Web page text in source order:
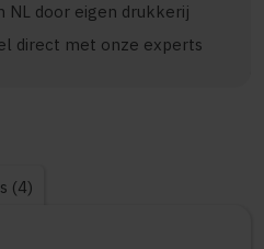
NL door eigen drukkerij
direct met onze experts
(4)